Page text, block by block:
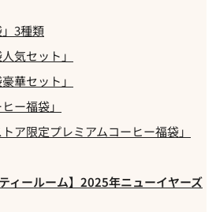
」3種類
気セット」
華セット」
ー福袋」
トア限定プレミアムコーヒー福袋」
ィールーム】2025年ニューイヤーズ